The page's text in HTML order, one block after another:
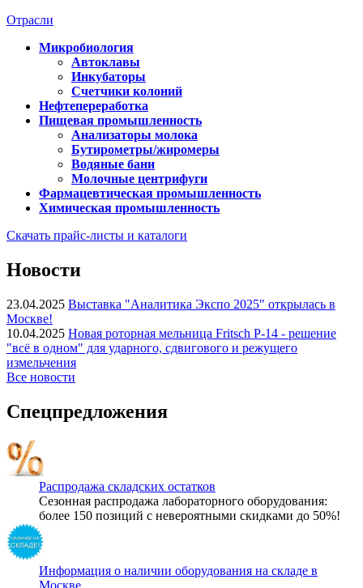
Отрасли
Микробиология
Автоклавы
Инкубаторы
Счетчики колоний
Нефтепереработка
Пищевая промышленность
Анализаторы молока
Бутирометры/жиромеры
Водяные бани
Молочные центрифуги
Фармацевтическая промышленность
Химическая промышленность
Скачать прайс-листы и каталоги
Новости
23.04.2025 Выставка "Аналитика Экспо 2025" открылась в
Москве!
10.04.2025 Новая роторная мельница Fritsch P-14 - решение
"всё в одном" для ударного, сдвигового и режущего
измельчения
Все новости
Спецпредложения
Распродажа складских остатков
Сезонная распродажа лабораторного оборудования:
более 150 позиций с невероятными скидками до 50%!
Информация о наличии оборудования на складе в
Москве